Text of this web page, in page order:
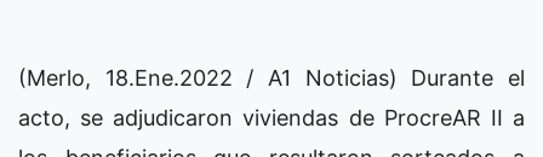
(Merlo, 18.Ene.2022 / A1 Noticias) Durante el
acto, se adjudicaron viviendas de ProcreAR II a